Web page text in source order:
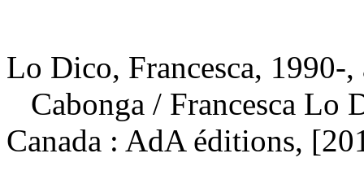
Lo Dico, Francesca, 1990-,
Cabonga / Francesca Lo
Canada : AdA éditions,